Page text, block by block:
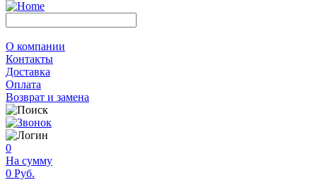
О компании
Контакты
Доставка
Оплата
Возврат и замена
0
На сумму
0 Руб.